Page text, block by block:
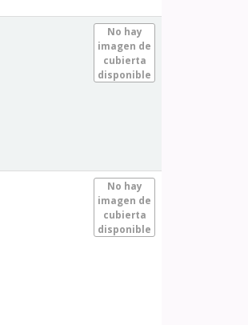
No hay
imagen de
cubierta
disponible
No hay
imagen de
cubierta
disponible